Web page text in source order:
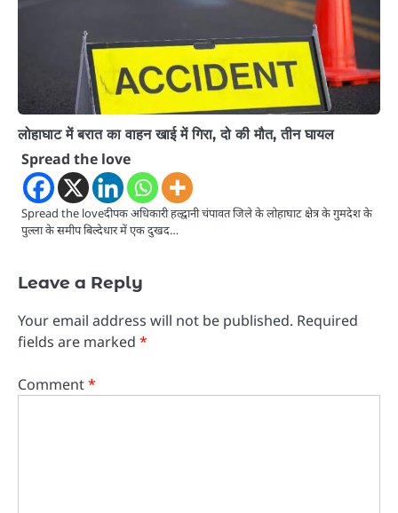
लोहाघाट में बरात का वाहन खाई में गिरा, दो की मौत, तीन घायल
Spread the love
Spread the loveदीपक अधिकारी हल्द्वानी चंपावत जिले के लोहाघाट क्षेत्र के गुमदेश के
पुल्ला के समीप बिल्देधार में एक दुखद…
Leave a Reply
Your email address will not be published. Required
fields are marked *
Comment*